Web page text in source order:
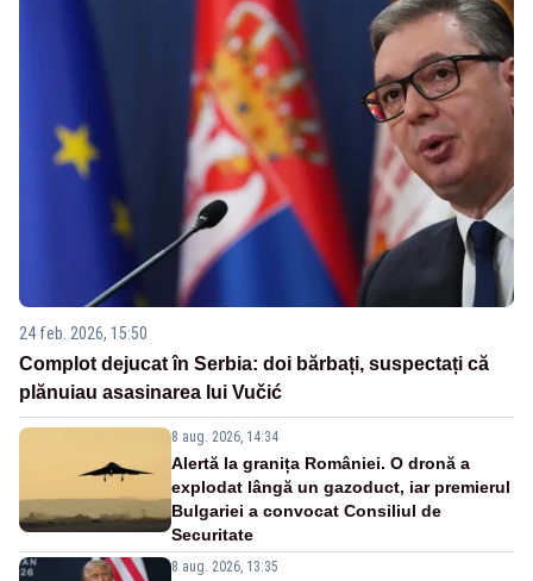
24 feb. 2026, 15:50
Complot dejucat în Serbia: doi bărbați, suspectați că
plănuiau asasinarea lui Vučić
8 aug. 2026, 14:34
Alertă la granița României. O dronă a
explodat lângă un gazoduct, iar premierul
Bulgariei a convocat Consiliul de
Securitate
8 aug. 2026, 13:35